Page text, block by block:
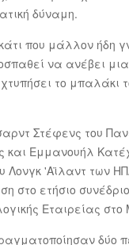
δύναμη.
που μάλλον ήδη
να ανέβει
το μπαλάκι
Στέφενς του
και Εμμανουήλ
Λονγκ 'Αϊλαντ των
στο ετήσιο
Εταιρείας στο
δύο